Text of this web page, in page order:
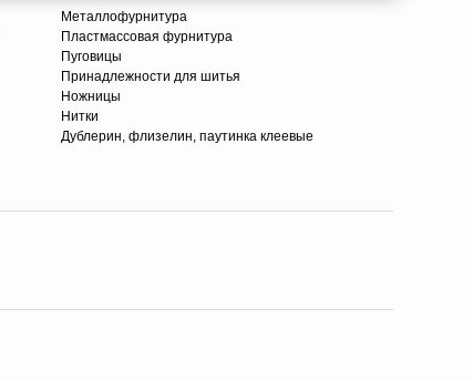
Металлофурнитура
Пластмассовая фурнитура
Пуговицы
Принадлежности для шитья
Ножницы
Нитки
Дублерин, флизелин, паутинка клеевые